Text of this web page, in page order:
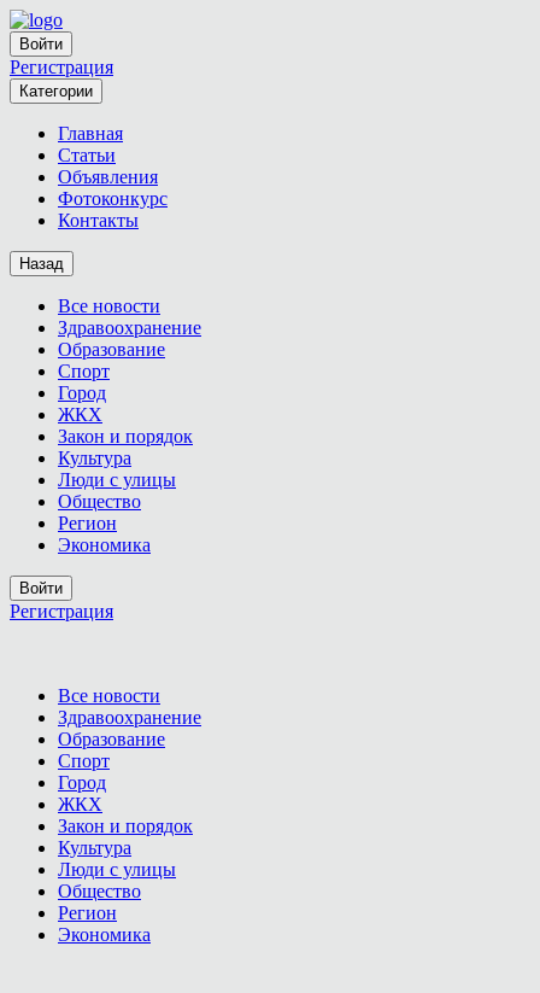
Войти
Регистрация
Категории
Главная
Статьи
Объявления
Фотоконкурс
Контакты
Назад
Все новости
Здравоохранение
Образование
Спорт
Город
ЖКХ
Закон и порядок
Культура
Люди с улицы
Общество
Регион
Экономика
Войти
Регистрация
Все новости
Здравоохранение
Образование
Спорт
Город
ЖКХ
Закон и порядок
Культура
Люди с улицы
Общество
Регион
Экономика